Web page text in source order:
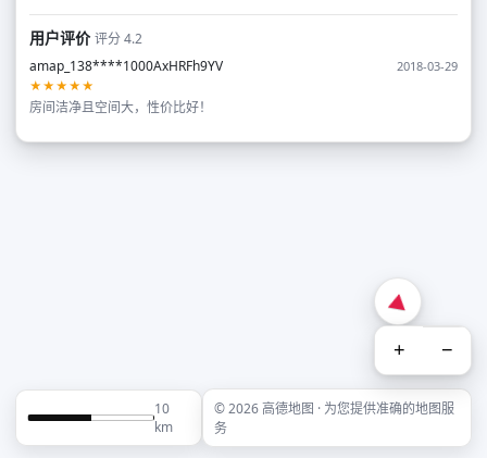
用户评价评分 4.2
amap_138****1000AxHRFh9YV
2018-03-29
★★★★★
房间洁净且空间大，性价比好！
+ −
10
km
© 2026 高德地图 · 为您提供准确的地图服
务